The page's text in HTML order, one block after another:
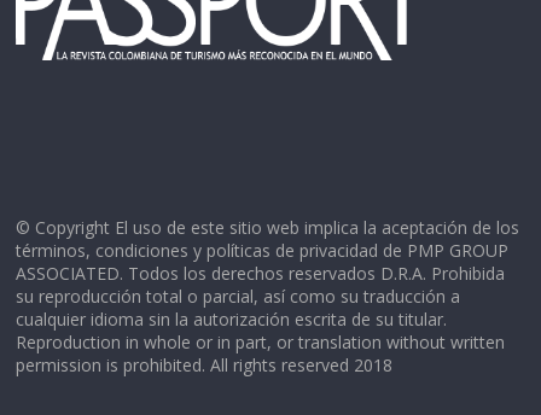
© Copyright El uso de este sitio web implica la aceptación de los
términos, condiciones y políticas de privacidad de PMP GROUP
ASSOCIATED. Todos los derechos reservados D.R.A. Prohibida
su reproducción total o parcial, así como su traducción a
cualquier idioma sin la autorización escrita de su titular.
Reproduction in whole or in part, or translation without written
permission is prohibited. All rights reserved 2018